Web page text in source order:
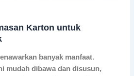
Karton untuk
banyak manfaat.
mudah dibawa dan disusun,